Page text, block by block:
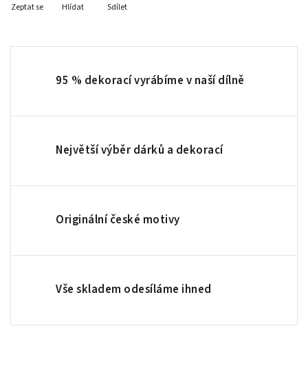
Zeptat se Hlídat Sdílet
95 % dekorací vyrábíme v naší dílně
Největší výběr dárků a dekorací
Originální české motivy
Vše skladem odesíláme ihned